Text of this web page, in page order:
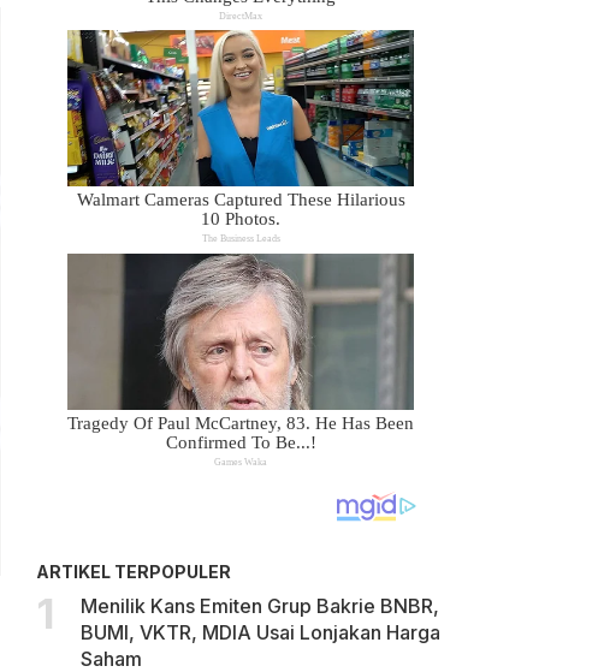
ARTIKEL TERPOPULER
Menilik Kans Emiten Grup Bakrie BNBR,
BUMI, VKTR, MDIA Usai Lonjakan Harga
Saham